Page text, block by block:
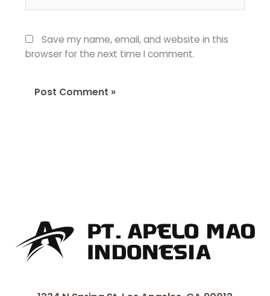
Save my name, email, and website in this
browser for the next time I comment.